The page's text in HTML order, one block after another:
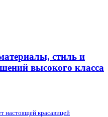
стиль и
высокого класса
настоящей красавицей